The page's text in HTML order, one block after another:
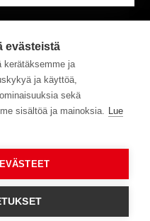
Oy
evästeistä
kerätäksemme ja
ja käyttöä,
sekä
sisältöä ja mainoksia. Lue